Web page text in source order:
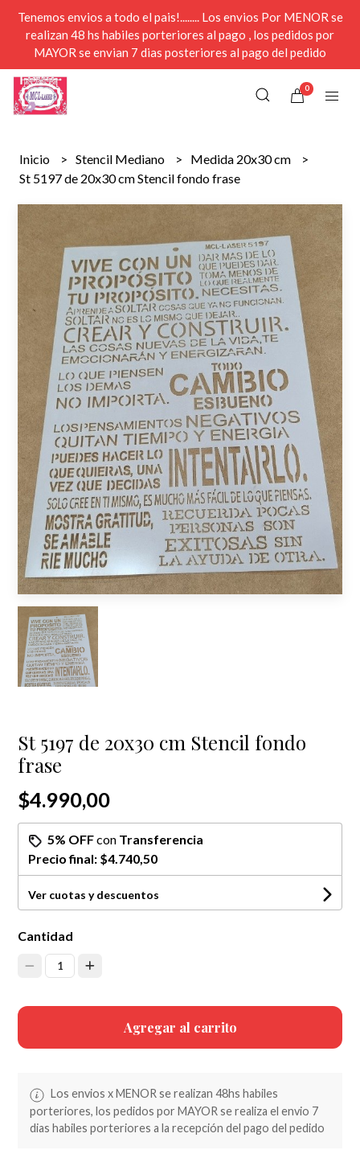
Tenemos envios a todo el pais!........ Los envios Por MENOR se
realizan 48 hs habiles porteriores al pago , los pedidos por
MAYOR se envian 7 dias posteriores al pago del pedido
0
Inicio Stencil Mediano
Medida 20x30 cm
St 5197 de 20x30 cm Stencil fondo frase
St 5197 de 20x30 cm Stencil fondo
frase
$4.990,00
5% OFFcon Transferencia
Precio final: $4.740,50
Ver cuotas y descuentos
Cantidad
1
Agregar al carrito
Los envios x MENOR se realizan 48hs habiles
porteriores, los pedidos por MAYOR se realiza el envio 7
dias habiles porteriores a la recepción del pago del pedido